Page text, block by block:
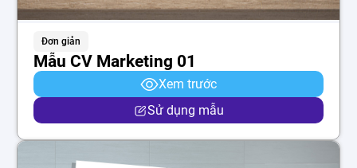
Đơn giản
Mẫu CV Marketing 01
Xem trước
Sử dụng mẫu